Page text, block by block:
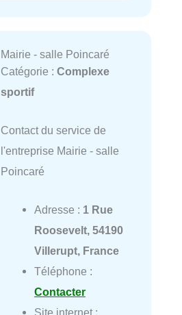
Mairie - salle Poincaré
Catégorie : Complexe
sportif
Contact du service de
l'entreprise Mairie - salle
Poincaré
Adresse : 1 Rue
Roosevelt, 54190
Villerupt, France
Téléphone :
Contacter
Site internet :